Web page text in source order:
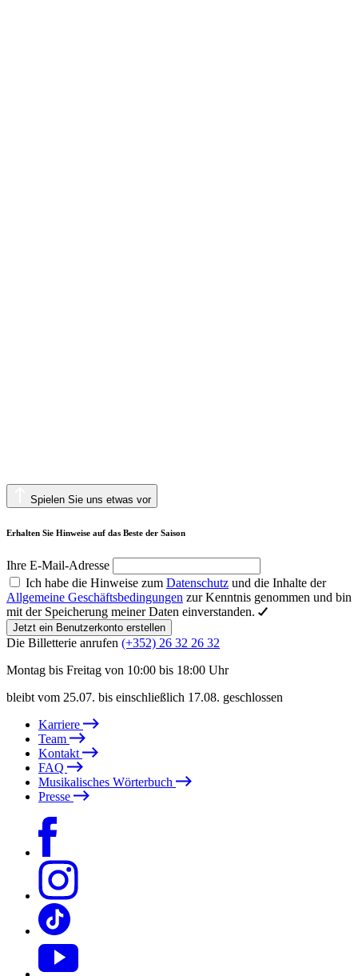
Spielen Sie uns etwas vor
Erhalten Sie Hinweise auf das Beste der Saison
Ihre E-Mail-Adresse
Ich habe die Hinweise zum Datenschutz und die Inhalte der
Allgemeine Geschäftsbedingungen zur Kenntnis genommen und bin
mit der Speicherung meiner Daten einverstanden.
Jetzt ein Benutzerkonto erstellen
Die Billetterie anrufen (+352) 26 32 26 32
Montag bis Freitag von 10:00 bis 18:00 Uhr
bleibt vom 25.07. bis einschließlich 17.08. geschlossen
Karriere
Team
Kontakt
FAQ
Musikalisches Wörterbuch
Presse